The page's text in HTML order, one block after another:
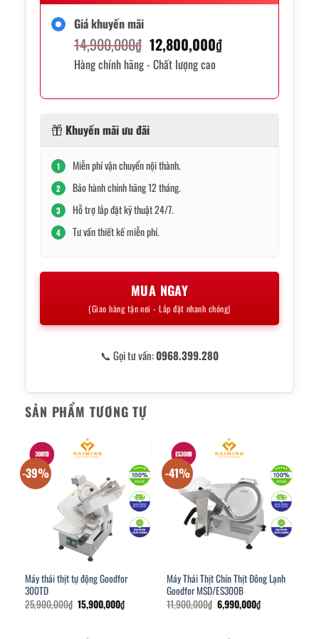
Giá khuyến mãi
14,900,000₫ Giá
gốc
12,800,000₫Giá
Hàng chính hãng - Chất lượng cao
Khuyến mãi ưu đãi
1 Miễn phí vận chuyển nội thành.
2 Bảo hành chính hãng 12 tháng.
3 Hỗ trợ lắp đặt kỹ thuật 24/7.
4 Tư vấn thiết kế miễn phí.
MUA NGAY
(Giao hàng tận nơi - Lắp đặt nhanh chóng)
📞 Gọi tư vấn:0968.399.280
SẢN PHẨM TƯƠNG TỰ
-39%
Máy thái thịt tự động Goodfor
300TD
25,900,000₫ Giá
gốc
15,900,000₫Giá
hiện
-41%
Máy Thái Thịt Chín Thịt Đông Lạnh
Goodfor MSD/ES300B
11,900,000₫ Giá
gốc
6,990,000₫Giá
hiện